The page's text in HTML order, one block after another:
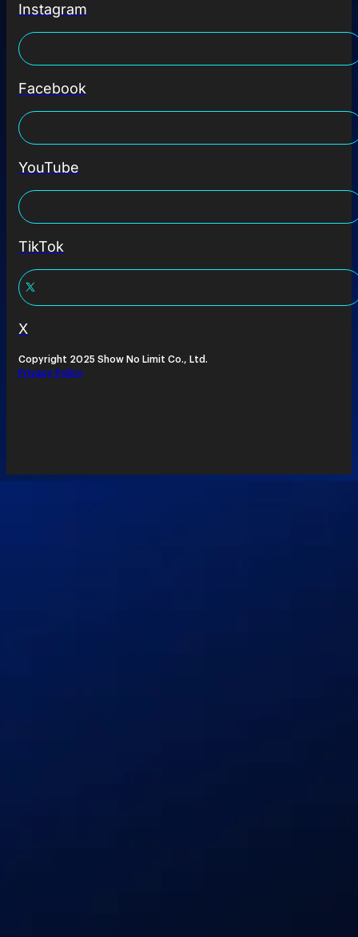
Instagram
Facebook
YouTube
TikTok
X
Copyright 2025 Show No Limit Co., Ltd.
Privacy Policy